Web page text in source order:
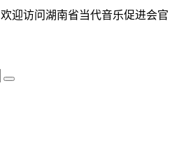
欢迎访问湖南省当代音乐促进会官